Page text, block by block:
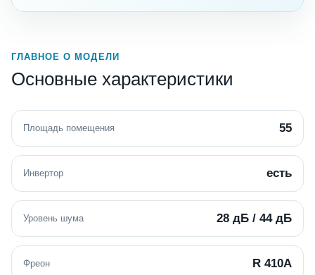
ГЛАВНОЕ О МОДЕЛИ
Основные характеристики
Площадь помещения 55
Инвертор есть
Уровень шума 28 дБ / 44 дБ
Фреон R 410A